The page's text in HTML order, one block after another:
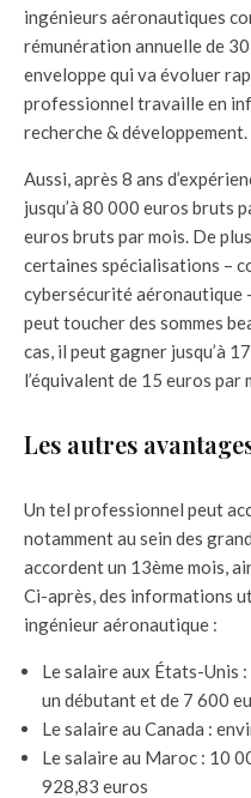
ingénieurs aéronautiques
rémunération annuelle de
enveloppe qui va évoluer
professionnel travaille en
recherche & développement.
Aussi, après 8 ans
jusqu’à 80 000 euros bruts
euros bruts par mois. De
certaines spécialisations –
cybersécurité aéronautique
peut toucher des sommes
cas, il peut gagner jusqu’à
l’équivalent de 15 euros par
Les autres
Un tel professionnel peut
notamment au sein des
accordent un 13ème mois,
Ci-après, des informations
ingénieur aéronautique :
Le salaire aux États-Unis
un débutant et de 7 600
Le salaire au Canada :
Le salaire au Maroc : 10
928,83 euros